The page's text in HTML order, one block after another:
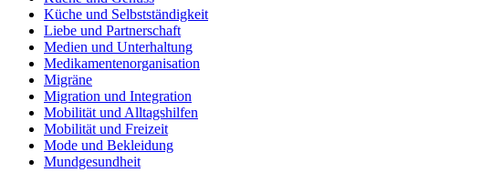
Küche und Selbstständigkeit
Liebe und Partnerschaft
Medien und Unterhaltung
Medikamentenorganisation
Migräne
Migration und Integration
Mobilität und Alltagshilfen
Mobilität und Freizeit
Mode und Bekleidung
Mundgesundheit